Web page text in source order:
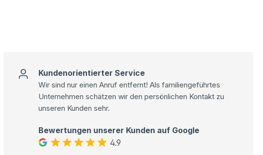
Kundenorientierter Service
Wir sind nur einen Anruf entfernt! Als familiengeführtes
Unternehmen schätzen wir den persönlichen Kontakt zu
unseren Kunden sehr.
Bewertungen unserer Kunden auf Google
4.9